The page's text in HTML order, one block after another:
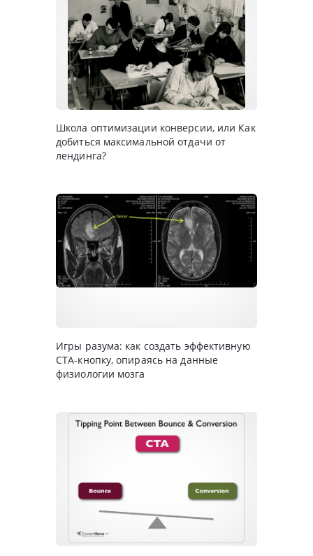
Школа оптимизации конверсии, или Как
добиться максимальной отдачи от
лендинга?
Игры разума: как создать эффективную
CTA-кнопку, опираясь на данные
физиологии мозга